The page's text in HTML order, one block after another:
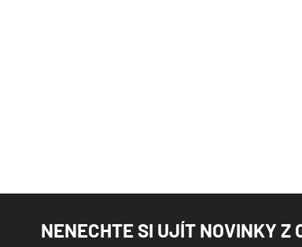
NENECHTE SI UJÍT NOVINKY Z